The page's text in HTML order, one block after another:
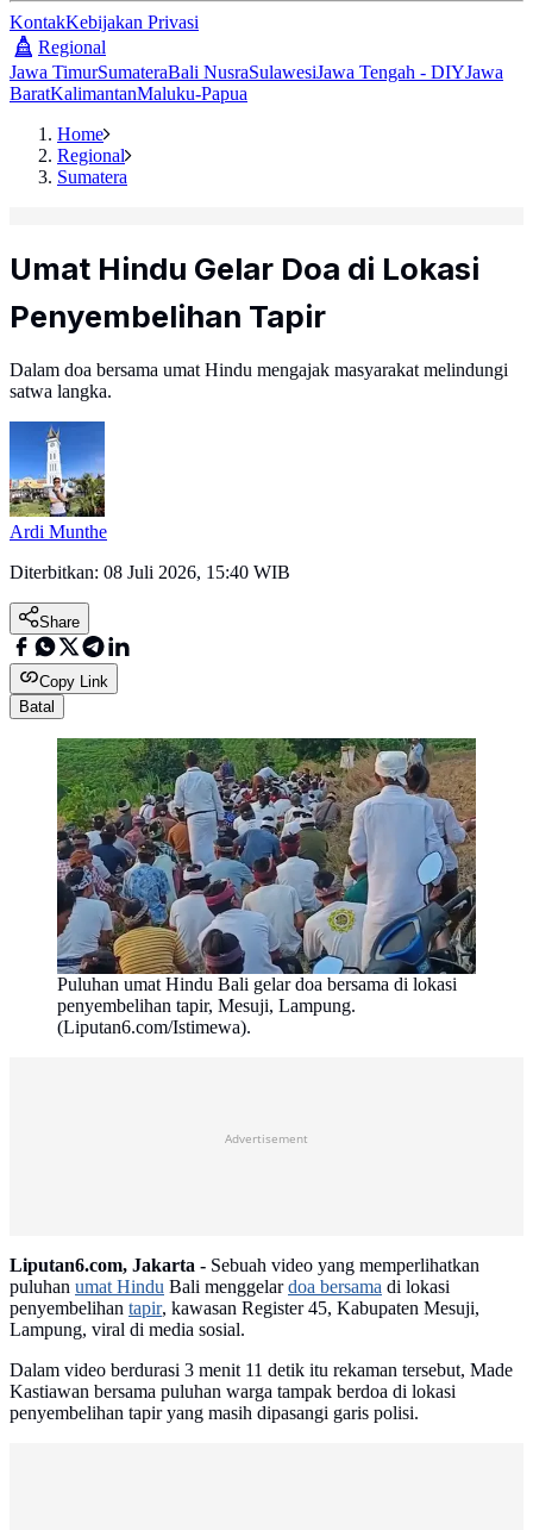
KontakKebijakan Privasi
Regional
Jawa TimurSumateraBali NusraSulawesiJawa Tengah - DIYJawa
BaratKalimantanMaluku-Papua
Home
Regional
Sumatera
Umat Hindu Gelar Doa di Lokasi
Penyembelihan Tapir
Dalam doa bersama umat Hindu mengajak masyarakat melindungi
satwa langka.
Ardi Munthe
Diterbitkan: 08 Juli 2026, 15:40 WIB
Share
Copy Link
Batal
Puluhan umat Hindu Bali gelar doa bersama di lokasi
penyembelihan tapir, Mesuji, Lampung.
(Liputan6.com/Istimewa).
Advertisement
Liputan6.com, Jakarta - Sebuah video yang memperlihatkan
puluhan umat Hindu Bali menggelardoa bersama di lokasi
penyembelihan tapir, kawasan Register 45, Kabupaten Mesuji,
Lampung, viral di media sosial.
Dalam video berdurasi 3 menit 11 detik itu rekaman tersebut, Made
Kastiawan bersama puluhan warga tampak berdoa di lokasi
penyembelihan tapir yang masih dipasangi garis polisi.